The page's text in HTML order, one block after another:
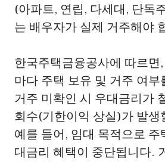
(아파트, 연립, 다세대, 단독
는 배우자가 실제 거주해야
한국주택금융공사에 따르면
마다 주택 보유 및 거주 여부
거주 미확인 시 우대금리가
회수(기한이익 상실)가 발생
예를 들어, 임대 목적으로
대금리 혜택이 중단됩니다.